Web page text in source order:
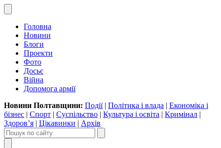
Головна
Новини
Блоги
Проекти
Фото
Досьє
Війна
Допомога армії
Новини Полтавщини: Події| Політика і влада | Економіка і
бізнес | Спорт | Суспільство | Культура і освіта | Кримінал |
Здоров’я | Цікавинки | Архів